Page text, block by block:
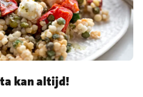
kan altijd!